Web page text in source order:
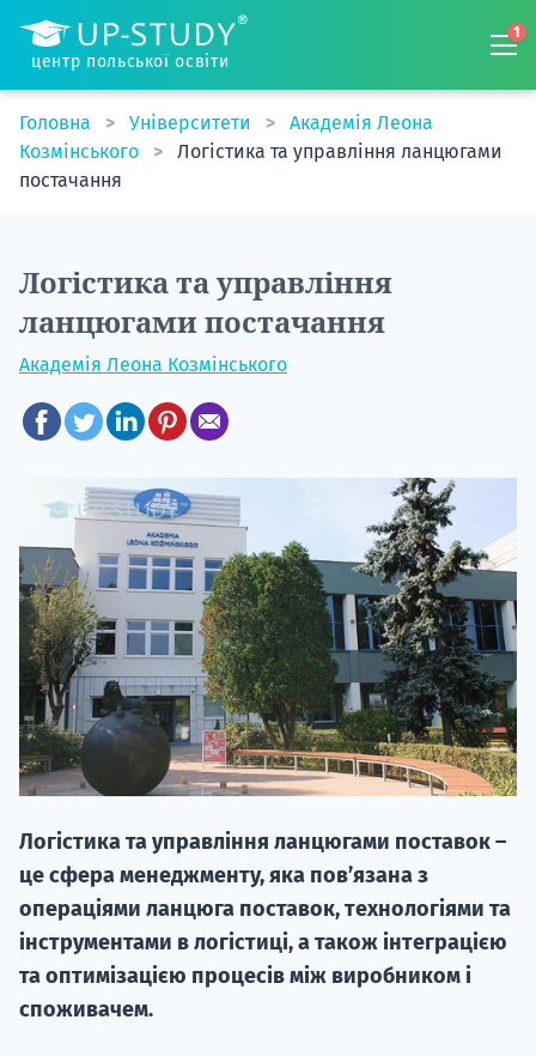
центр польської освіти
1
Головна Університети
Академія Леона
Козмінського
Логістика та управління ланцюгами
постачання
Логістика та управління
ланцюгами постачання
Академія Леона Козмінського
Логістика та управління ланцюгами поставок –
це сфера менеджменту, яка пов’язана з
операціями ланцюга поставок, технологіями та
інструментами в логістиці, а також інтеграцією
та оптимізацією процесів між виробником і
споживачем.
20.09
"Навчання